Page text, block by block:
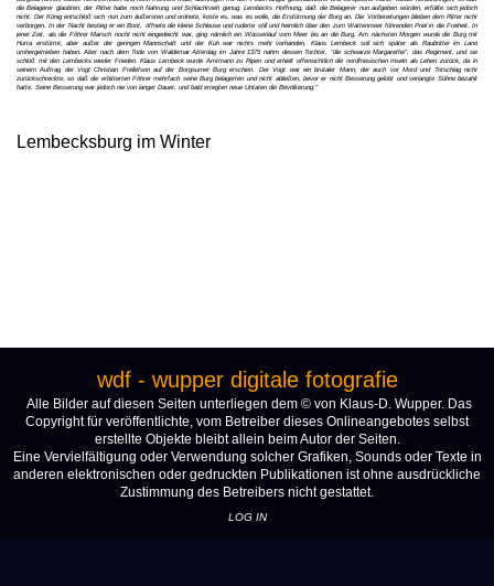
die Belagerer glaubten, der Ritter habe noch Nahrung und Schlachtvieh genug. Lembecks Hoffnung, daß die Belagerer nun aufgeben würden, erfüllte sich jedoch
nicht. Der König entschloß sich nun zum äußersten und ordnete, koste es, was es wolle, die Erstürmung der Burg an. Die Vorbereitungen blieben dem Ritter nicht
verborgen. In der Nacht bestieg er ein Boot, öffnete die kleine Schleuse und ruderte still und heimlich über den zum Wattenmeer führenden Priel in die Freiheit. In
jener Zeit, als die Föhrer Marsch nocht nicht eingedeicht war, ging nämlich ein Wasserlauf vom Meer bis an die Burg. Am nächsten Morgen wurde die Burg mit
Hurra erstürmt, aber außer der geringen Mannschaft und der Kuh war nichts mehr vorhanden. Klaus Lembeck soll sich später als Raubritter im Land
umhergetrieben haben. Aber nach dem Tode von Waldemar Atterdag im Jahre 1375 nahm dessen Tochter, "die schwarze Margarethe", das Regiment, und sie
schloß mit den Lembecks wieder Frieden. Klaus Lembeck wurde Amtmann zu Ripen und erhielt offensichtlich die nordfriesischen Inseln als Lehen zurück, da in
seinem Auftrag der Vogt Christian Frellefson auf der Borgsumer Burg erschien. Der Vogt war ein brutaler Mann, der auch vor Mord und Totschlag nicht
zurückschreckte, so daß die erbitterten Föhrer mehrfach seine Burg belagerten und nicht abließen, bevor er nicht Besserung gelobt und verlangte Sühne bezahlt
hatte. Seine Besserung war jedoch nie von langer Dauer, und bald erregten neue Untaten die Bevölkerung."
Lembecksburg im Winter
wdf - wupper digitale fotografie
Alle Bilder auf diesen Seiten unterliegen dem © von Klaus-D. Wupper. Das
Copyright für veröffentlichte, vom Betreiber dieses Onlineangebotes selbst
erstellte Objekte bleibt allein beim Autor der Seiten.
Eine Vervielfältigung oder Verwendung solcher Grafiken, Sounds oder Texte in
anderen elektronischen oder gedruckten Publikationen ist ohne ausdrückliche
Zustimmung des Betreibers nicht gestattet.
LOG IN